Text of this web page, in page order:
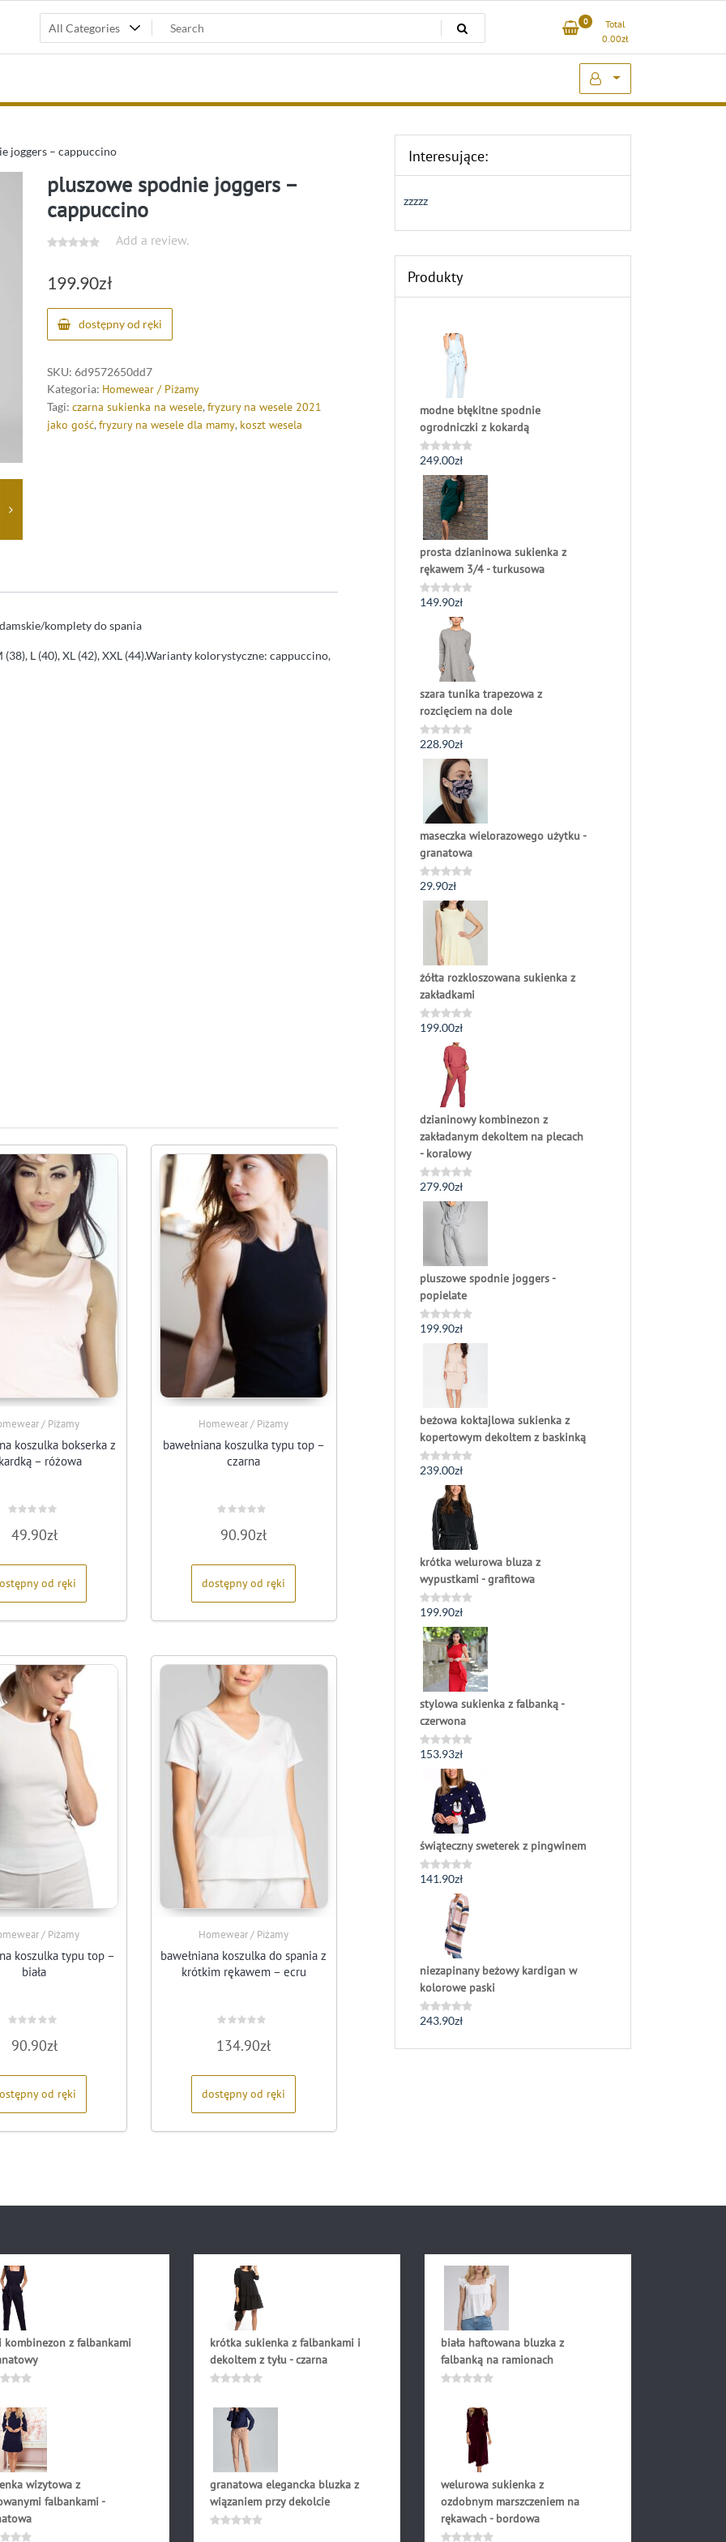
0
Total
0.00zł
joggers – cappuccino
pluszowe spodnie joggers –
cappuccino
Add a review.
199.90zł
dostępny od ręki
SKU: 6d9572650dd7
Kategoria: Homewear / Piżamy
Tagi: czarna sukienka na wesele, fryzury na wesele 2021
jako gość, fryzury na wesele dla mamy, koszt wesela
komplety do spania
L (40), XL (42), XXL (44).Warianty kolorystyczne: cappuccino,
/ Piżamy
koszulka bokserka z
– różowa
0
na
49.90zł
od ręki
Homewear / Piżamy
bawełniana koszulka typu top –
czarna
0
na
90.90zł
dostępny od ręki
/ Piżamy
koszulka typu top –
biała
0
na
90.90zł
od ręki
Homewear / Piżamy
bawełniana koszulka do spania z
krótkim rękawem – ecru
0
na
134.90zł
dostępny od ręki
Interesujące:
zzzzz
Produkty
modne błękitne spodnie
ogrodniczki z kokardą
Oceniono
0
na
5
249.00zł
prosta dzianinowa sukienka z
rękawem 3/4 - turkusowa
Oceniono
149.90zł
szara tunika trapezowa z
rozcięciem na dole
Oceniono
0
228.90zł
maseczka wielorazowego użytku -
granatowa
Oceniono
0
29.90zł
żółta rozkloszowana sukienka z
zakładkami
Oceniono
199.00zł
dzianinowy kombinezon z
zakładanym dekoltem na plecach
- koralowy
Oceniono
0
279.90zł
pluszowe spodnie joggers -
popielate
Oceniono
199.90zł
beżowa koktajlowa sukienka z
kopertowym dekoltem z baskinką
Oceniono
239.00zł
krótka welurowa bluza z
wypustkami - grafitowa
Oceniono
0
na
5
199.90zł
stylowa sukienka z falbanką -
czerwona
Oceniono
153.93zł
świąteczny sweterek z pingwinem
Oceniono
141.90zł
niezapinany beżowy kardigan w
kolorowe paski
Oceniono
na
243.90zł
kombinezon z falbankami
wizytowa z
falbankami -
krótka sukienka z falbankami i
dekoltem z tyłu - czarna
0
granatowa elegancka bluzka z
wiązaniem przy dekolcie
biała haftowana bluzka z
falbanką na ramionach
welurowa sukienka z
ozdobnym marszczeniem na
rękawach - bordowa